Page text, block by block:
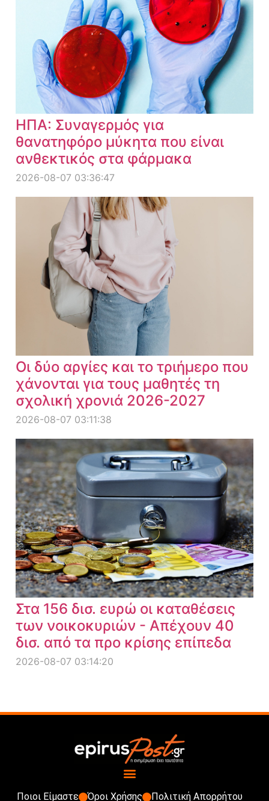
ΗΠΑ: Συναγερμός για
θανατηφόρο μύκητα που είναι
ανθεκτικός στα φάρμακα
2026-08-07 03:36:47
Οι δύο αργίες και το τριήμερο που
χάνονται για τους μαθητές τη
σχολική χρονιά 2026-2027
2026-08-07 03:11:38
Στα 156 δισ. ευρώ οι καταθέσεις
των νοικοκυριών - Απέχουν 40
δισ. από τα προ κρίσης επίπεδα
2026-08-07 03:14:20
Ποιοι Είμαστε Όροι Χρήσης Πολιτική Απορρήτου